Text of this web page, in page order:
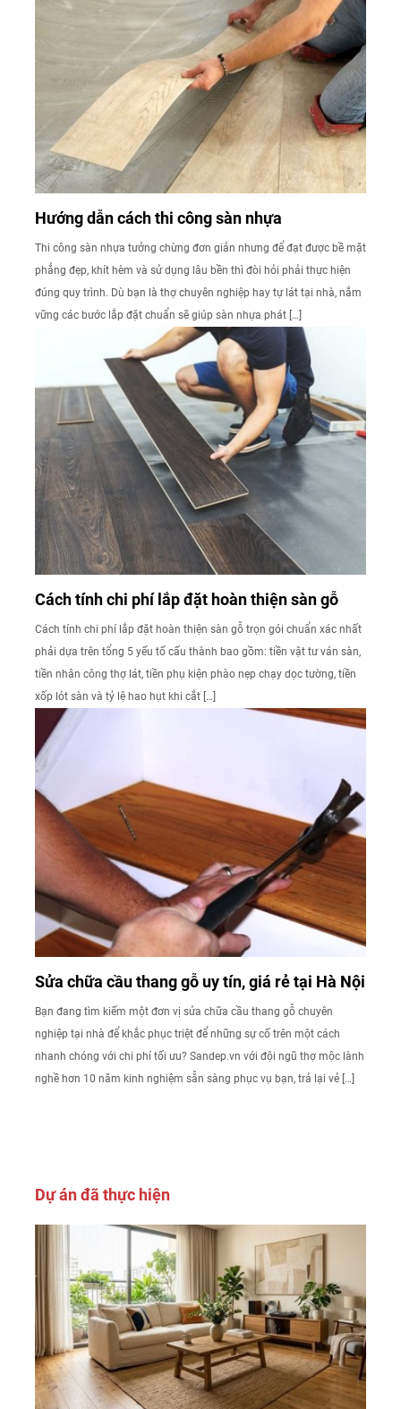
Hướng dẫn cách thi công sàn nhựa
Thi công sàn nhựa tưởng chừng đơn giản nhưng để đạt được bề mặt
phẳng đẹp, khít hèm và sử dụng lâu bền thì đòi hỏi phải thực hiện
đúng quy trình. Dù bạn là thợ chuyên nghiệp hay tự lát tại nhà, nắm
vững các bước lắp đặt chuẩn sẽ giúp sàn nhựa phát […]
Cách tính chi phí lắp đặt hoàn thiện sàn gỗ
Cách tính chi phí lắp đặt hoàn thiện sàn gỗ trọn gói chuẩn xác nhất
phải dựa trên tổng 5 yếu tố cấu thành bao gồm: tiền vật tư ván sàn,
tiền nhân công thợ lát, tiền phụ kiện phào nẹp chạy dọc tường, tiền
xốp lót sàn và tỷ lệ hao hụt khi cắt […]
Sửa chữa cầu thang gỗ uy tín, giá rẻ tại Hà Nội
Bạn đang tìm kiếm một đơn vị sửa chữa cầu thang gỗ chuyên
nghiệp tại nhà để khắc phục triệt để những sự cố trên một cách
nhanh chóng với chi phí tối ưu? Sandep.vn với đội ngũ thợ mộc lành
nghề hơn 10 năm kinh nghiệm sẵn sàng phục vụ bạn, trả lại vẻ […]
Dự án đã thực hiện